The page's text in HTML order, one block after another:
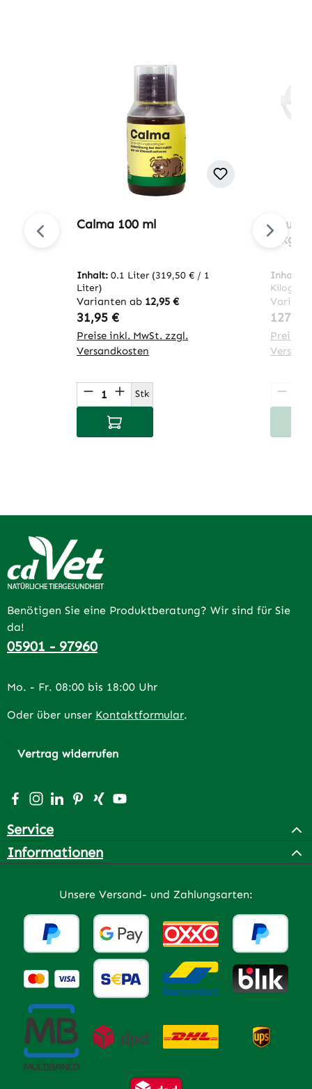
Calma 100 ml
Inhalt: 0.1 Liter (319,50 € / 1
Liter)
Varianten ab 12,95 €
Regulärer Preis:
31,95 €
Preise inkl. MwSt. zzgl.
Versandkosten
Produkt Anzahl: Gib den
Stk
In den Warenkorb
2 kg
Inhalt:
127,95
Preise
Benötigen Sie eine Produktberatung? Wir sind für Sie
da!
05901 - 97960
Mo. - Fr. 08:00 bis 18:00 Uhr
Oder über unser Kontaktformular.
Vertrag widerrufen
Besuche uns auf Facebook – öffnet in neuem Tab
Schau auf Instagram vorbei – öffnet in neuem Tab
Vernetze dich mit uns auf LinkedIn – öffnet in
Lass dich auf Pinterest inspirieren – öffnet
Vernetze dich mit uns auf Xing – öffnet
Sieh dir unsere Videos auf YouTube
Service
Informationen
Unsere Versand- und Zahlungsarten: